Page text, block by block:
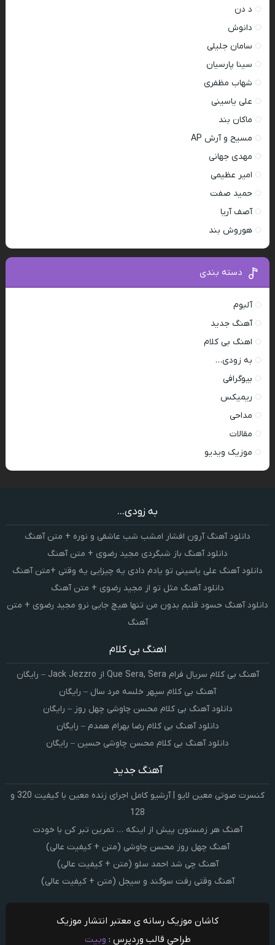
د دن
دانوش
سامان جلیلی
سینا پارسیان
شهاب مظفری
علی یاسینی
ماکان بند
مسیح و آرش AP
مهدی جهانی
امیر عظیمی
حمید صفت
آصف آریا
هوروش بند
دسته بندی
آلبوم
آهنگ جدید
اهنگ بی کلام
به زودی…
بیوگرافی
ریمیکس
مداحی
مقالات
موزیک ویدیو
به زودی...
دانلود آهنگ آرون افشار امشب شب عاشقی و نوره + متن آهنگ
دانلود آهنگ باز شبگردی مجید رضوی + متن آهنگ
دانلود آهنگ علی یاسینی تو یادم دادی یه چیزایی یه وقتی +متن آهنگ
دانلود آهنگ مثل تو از مجید رضوی + متن آهنگ
دانلود آهنگ حسود قلبم بدون من تنها هیچ جایی نرو مجید رضوی + متن
آهنگ
اهنگ بی کلام
آهنگ بی کلام سریال فرام Que Sera, Sera از Jack Jezzro – رایگان
آهنگ بی کلام سپهر خلسه مرد سال – رایگان
دانلود آهنگ بی کلام محسن چاوشی چهل روز – رایگان
دانلود آهنگ بی کلام رضا بهرام همدم – رایگان
دانلود آهنگ بی کلام محسن چاوشی حسین – رایگان
آهنگ جدید
کنسرت صوتی معین لایو | آرشیو کامل اجرای زنده معین با کیفیت 320 و
128
آهنگ هر زمستون پیش از اینکه … تمرین تبر کن با خودت
آهنگ چهل روز محسن چاوشی (متن + کیفیت عالی)
آهنگ چی شد احمد سلو (متن + کیفیت عالی)
آهنگ وقتی رفت سوگند و سیجل (متن + کیفیت عالی)
کاشان موزیک رسانه ی معتبر انتشار موزیک
طراحی قالب وردپرس : وبیت